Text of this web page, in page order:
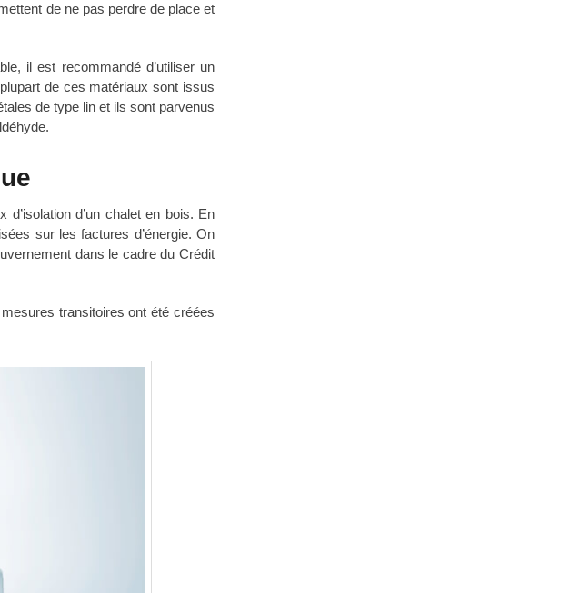
de ne pas perdre de place et
il est recommandé d’utiliser un
de ces matériaux sont issus
de type lin et ils sont parvenus
d’un chalet en bois. En
sur les factures d’énergie. On
dans le cadre du Crédit
transitoires ont été créées